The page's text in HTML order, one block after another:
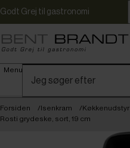
Godt Grej til gastronomi
Menu
Forsiden Isenkram Køkkenudstyr
Rosti grydeske, sort, 19 cm